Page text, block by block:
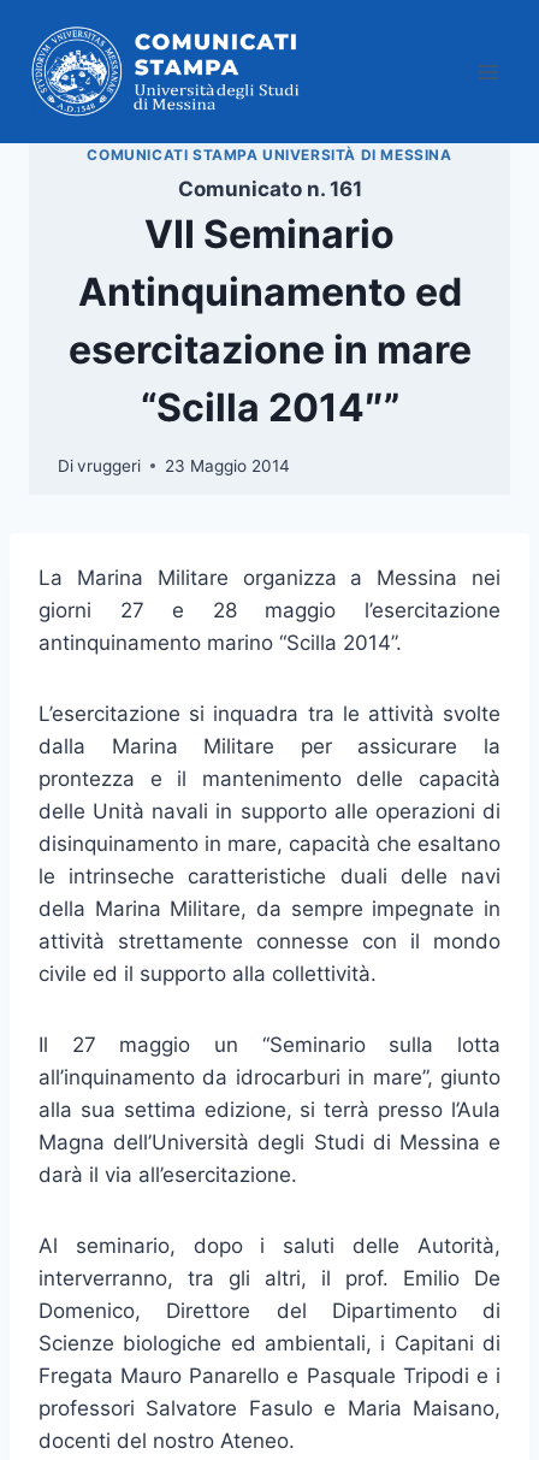
contenuto
COMUNICATI STAMPA UNIVERSITÀ DI MESSINA
Comunicato n. 161
VII Seminario
Antinquinamento ed
esercitazione in mare
“Scilla 2014″”
Divruggeri 23 Maggio 2014
La Marina Militare organizza a Messina nei
giorni 27 e 28 maggio l’esercitazione
antinquinamento marino “Scilla 2014”.
L’esercitazione si inquadra tra le attività svolte
dalla Marina Militare per assicurare la
prontezza e il mantenimento delle capacità
delle Unità navali in supporto alle operazioni di
disinquinamento in mare, capacità che esaltano
le intrinseche caratteristiche duali delle navi
della Marina Militare, da sempre impegnate in
attività strettamente connesse con il mondo
civile ed il supporto alla collettività.
Il 27 maggio un “Seminario sulla lotta
all’inquinamento da idrocarburi in mare”, giunto
alla sua settima edizione, si terrà presso l’Aula
Magna dell’Università degli Studi di Messina e
darà il via all’esercitazione.
Al seminario, dopo i saluti delle Autorità,
interverranno, tra gli altri, il prof. Emilio De
Domenico, Direttore del Dipartimento di
Scienze biologiche ed ambientali, i Capitani di
Fregata Mauro Panarello e Pasquale Tripodi e i
professori Salvatore Fasulo e Maria Maisano,
docenti del nostro Ateneo.